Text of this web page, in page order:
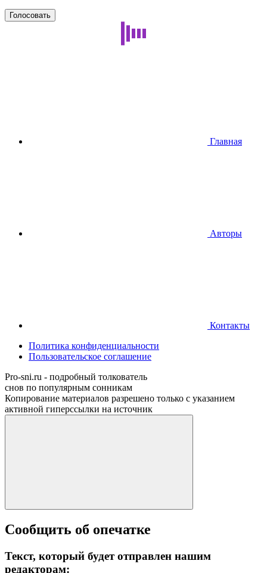
Главная
Авторы
Контакты
Политика конфиденциальности
Пользовательское соглашение
Pro-sni.ru - подробный толкователь
снов по популярным сонникам
Копирование материалов разрешено только с указанием
активной гиперссылки на источник
Сообщить об опечатке
Текст, который будет отправлен нашим
редакторам: